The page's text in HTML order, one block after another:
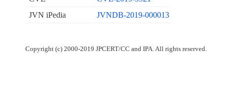
JVN iPedia
JVNDB-2019-000013
Copyright (c) 2000-2019 JPCERT/CC and IPA. All rights reserved.